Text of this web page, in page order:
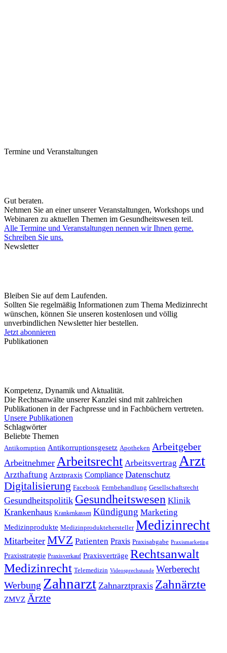
Termine und Veranstaltungen
Gut beraten.
Nehmen Sie an einer unserer Veranstaltungen, Workshops und
Webinaren zu aktuellen Themen im Gesundheitswesen teil.
Alle Termine und Veranstaltungen nennen wir Ihnen gerne.
Schreiben Sie uns.
Newsletter
Bleiben Sie auf dem Laufenden.
Sollten Sie regelmäßig Informationen zum Thema Medizinrecht
wünschen, können Sie unseren kostenlosen und völlig
unverbindlichen Newsletter hier bestellen.
Jetzt abonnieren
Publikationen
Kompetenz, Dynamik und Aktualität.
Die Rechtsanwälte unserer Kanzlei sind mit zahlreichen
Publikationen in der Fachpresse und in Fachbüchern vertreten.
Unsere Publikationen
Schlagwörter
Beliebte Themen
Antikorruption Antikorruptionsgesetz Apotheken Arbeitgeber
Arbeitnehmer Arbeitsrecht Arbeitsvertrag Arzt
Arzthaftung Arztpraxis Compliance Datenschutz
Digitalisierung Facebook Fernbehandlung Gesellschaftsrecht
Gesundheitspolitik Gesundheitswesen Klinik
Krankenhaus Krankenkassen Kündigung Marketing
Medizinprodukte Medizinproduktehersteller Medizinrecht
Mitarbeiter MVZ Patienten Praxis Praxisabgabe Praxismarketing
Praxisstrategie Praxisverkauf Praxisverträge Rechtsanwalt
Medizinrecht Telemedizin Videosprechstunde Werberecht
Werbung Zahnarzt Zahnarztpraxis Zahnärzte
ZMVZ Ärzte